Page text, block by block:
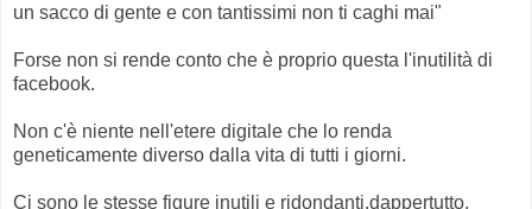
un sacco di gente e con tantissimi non ti caghi mai"
Forse non si rende conto che è proprio questa l'inutilità di
facebook.
Non c'è niente nell'etere digitale che lo renda
geneticamente diverso dalla vita di tutti i giorni.
Ci sono le stesse figure inutili e ridondanti,dappertutto.